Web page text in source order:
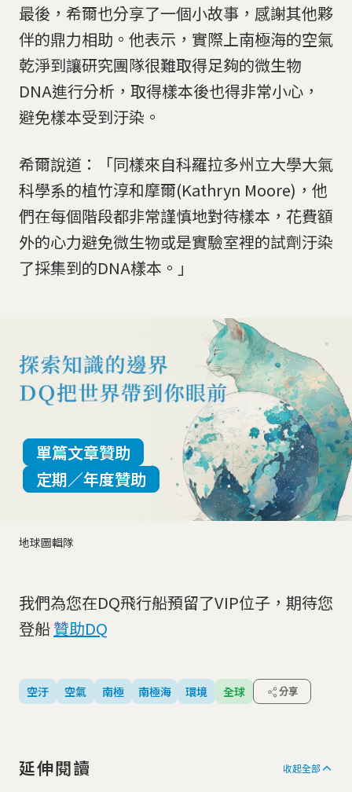
最後，希爾也分享了一個小故事，感謝其他夥
伴的鼎力相助。他表示，實際上南極海的空氣
乾淨到讓研究團隊很難取得足夠的微生物
DNA進行分析，取得樣本後也得非常小心，
避免樣本受到汙染。
希爾說道：「同樣來自科羅拉多州立大學大氣
科學系的植竹淳和摩爾(Kathryn Moore)，他
們在每個階段都非常謹慎地對待樣本，花費額
外的心力避免微生物或是實驗室裡的試劑汙染
了採集到的DNA樣本。」
地球圖輯隊
單篇文章贊助
定期／年度贊助
我們為您在DQ飛行船預留了VIP位子，期待您
登船贊助DQ
空汙 空氣 南極 南極海 環境 全球 分享
延伸閱讀 收起全部